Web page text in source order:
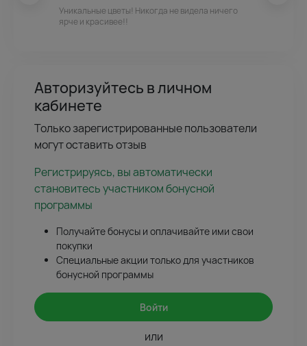
Уникальные цветы! Никогда не видела ничего
ярче и красивее!!
Авторизуйтесь в личном
кабинете
Только зарегистрированные пользователи
могут оставить отзыв
Регистрируясь, вы автоматически
становитесь участником бонусной
программы
Получайте бонусы и оплачивайте ими свои
покупки
Специальные акции только для участников
бонусной программы
Войти
или